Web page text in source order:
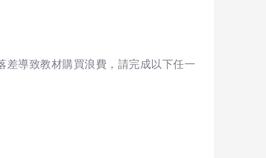
差導致教材購買浪費，請完成以下任一